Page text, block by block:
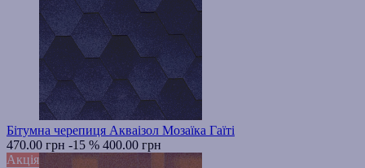
Бітумна черепиця Акваізол Мозаїка Гаїті
470.00 грн -15 % 400.00 грн
Акція